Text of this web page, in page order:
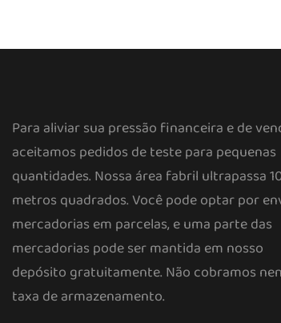
Para aliviar sua pressão financeira e de
aceitamos pedidos de teste para pequenas
quantidades. Nossa área fabril ultrapassa
metros quadrados. Você pode optar por
mercadorias em parcelas, e uma parte das
mercadorias pode ser mantida em nosso
depósito gratuitamente. Não cobramos
taxa de armazenamento.